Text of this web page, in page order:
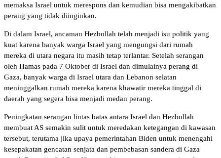
memaksa Israel untuk merespons dan kemudian bisa mengakibatkan
perang yang tidak diinginkan.
Di dalam Israel, ancaman Hezbollah telah menjadi isu politik yang
kuat karena banyak warga Israel yang mengungsi dari rumah
mereka di utara negara itu masih tetap terlantar. Setelah serangan
oleh Hamas pada 7 Oktober di Israel dan dimulainya perang di
Gaza, banyak warga di Israel utara dan Lebanon selatan
meninggalkan rumah mereka karena khawatir mereka tinggal di
daerah yang segera bisa menjadi medan perang.
Peningkatan serangan lintas batas antara Israel dan Hezbollah
membuat AS semakin sulit untuk meredakan ketegangan di kawasan
tersebut, terutama jika upaya pemerintahan Biden untuk menengahi
kesepakatan gencatan senjata dan pembebasan sandera di Gaza